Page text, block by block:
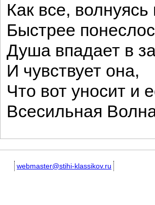
Как все, волнуясь
Быстрее
Душа впадает в
И чувствует она,
Что вот уносит и
Всесильная
webmaster@stihi-klassikov.ru